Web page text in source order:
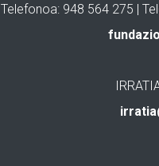
Telefonoa: 948 564 275 |